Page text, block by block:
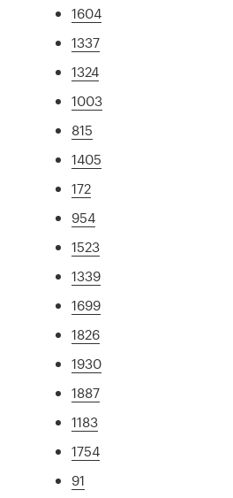
1604
1337
1324
1003
815
1405
172
954
1523
1339
1699
1826
1930
1887
1183
1754
91